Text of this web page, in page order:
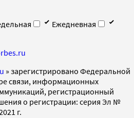
Ежедневная
» зарегистрировано Федеральной
связи, информационных
регистрационный
о регистрации: серия Эл №
г.